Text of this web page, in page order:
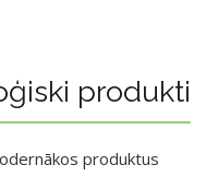
produkti
produktus